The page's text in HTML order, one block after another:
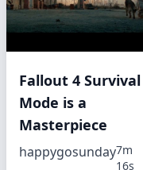
Fallout 4 Survival
Mode is a
Masterpiece
happygosunday7m
16s